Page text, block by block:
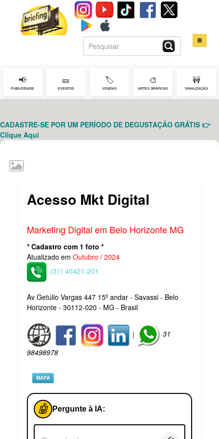
HOME
CONTATO
📢
PUBLICIDADE
🎫
EVENTOS
🏷️
VENDAS
🎨
ARTES GRÁFICAS
🚧
SINALIZAÇÃO
CADASTRE-SE POR UM PERÍODO DE DEGUSTAÇÃO GRÁTIS 👉
Clique Aqui
Acesso Mkt Digital
Marketing Digital em Belo Horizonte MG
* Cadastro com 1 foto *
Atualizado em Outubro / 2024
(31) 40421-201
Av Getúlio Vargas 447 15º andar - Savassi - Belo
Horizonte - 30112-020 - MG - Brasil
|
31
98498978
MAPA
🤖 Pergunte à IA: